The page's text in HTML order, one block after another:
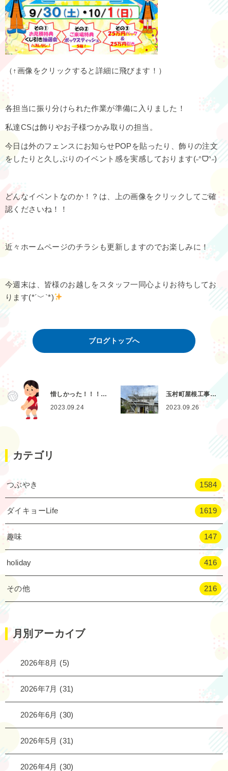
（↑画像をクリックすると詳細に飛びます！）
各担当に振り分けられた作業が準備に入りました！
私達CSは飾りやお子様つかみ取りの担当。
今日は外のフェンスにお知らせPOPを貼ったり、飾りの注文
をしたりと久しぶりのイベント感を実感しております(˶ᐢᗜᐢ˶)
どんなイベントなのか！？は、上の画像をクリックしてご確
認くださいね！！
近々ホームページのチラシも更新しますのでお楽しみに！
今週末は、皆様のお越しをスタッフ一同心よりお待ちしてお
ります(*´﹀`*)
ブログトップへ
惜しかった！！！…
2023.09.24
玉村町屋根工事…
2023.09.26
カテゴリ
つぶやき 1584
ダイキョーLife 1619
趣味 147
holiday 416
その他 216
月別アーカイブ
2026年8月 (5)
2026年7月 (31)
2026年6月 (30)
2026年5月 (31)
2026年4月 (30)